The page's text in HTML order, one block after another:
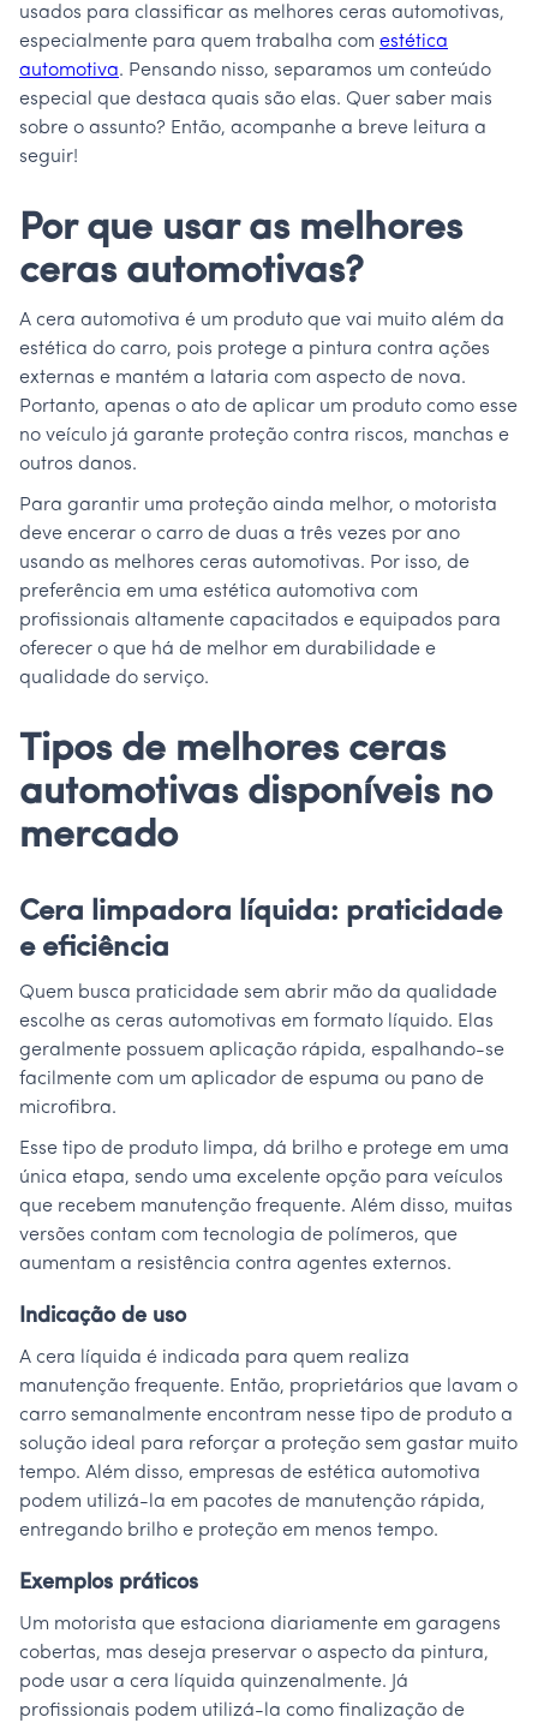
usados para classificar as melhores ceras automotivas,
especialmente para quem trabalha com estética
automotiva. Pensando nisso, separamos um conteúdo
especial que destaca quais são elas. Quer saber mais
sobre o assunto? Então, acompanhe a breve leitura a
seguir!
Por que usar as melhores
ceras automotivas?
A cera automotiva é um produto que vai muito além da
estética do carro, pois protege a pintura contra ações
externas e mantém a lataria com aspecto de nova.
Portanto, apenas o ato de aplicar um produto como esse
no veículo já garante proteção contra riscos, manchas e
outros danos.
Para garantir uma proteção ainda melhor, o motorista
deve encerar o carro de duas a três vezes por ano
usando as melhores ceras automotivas. Por isso, de
preferência em uma estética automotiva com
profissionais altamente capacitados e equipados para
oferecer o que há de melhor em durabilidade e
qualidade do serviço.
Tipos de melhores ceras
automotivas disponíveis no
mercado
Cera limpadora líquida: praticidade
e eficiência
Quem busca praticidade sem abrir mão da qualidade
escolhe as ceras automotivas em formato líquido. Elas
geralmente possuem aplicação rápida, espalhando-se
facilmente com um aplicador de espuma ou pano de
microfibra.
Esse tipo de produto limpa, dá brilho e protege em uma
única etapa, sendo uma excelente opção para veículos
que recebem manutenção frequente. Além disso, muitas
versões contam com tecnologia de polímeros, que
aumentam a resistência contra agentes externos.
Indicação de uso
A cera líquida é indicada para quem realiza
manutenção frequente. Então, proprietários que lavam o
carro semanalmente encontram nesse tipo de produto a
solução ideal para reforçar a proteção sem gastar muito
tempo. Além disso, empresas de estética automotiva
podem utilizá-la em pacotes de manutenção rápida,
entregando brilho e proteção em menos tempo.
Exemplos práticos
Um motorista que estaciona diariamente em garagens
cobertas, mas deseja preservar o aspecto da pintura,
pode usar a cera líquida quinzenalmente. Já
profissionais podem utilizá-la como finalização de